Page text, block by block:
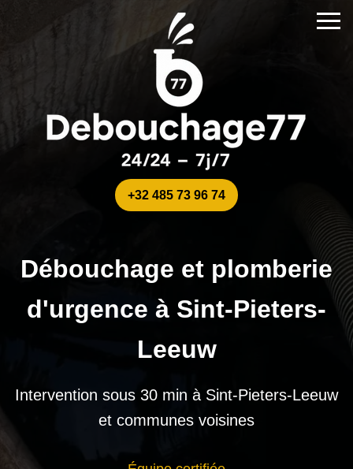
+32 485 73 96 74
Débouchage et plomberie
d'urgence à Sint-Pieters-
Leeuw
Intervention sous 30 min à Sint-Pieters-Leeuw
et communes voisines